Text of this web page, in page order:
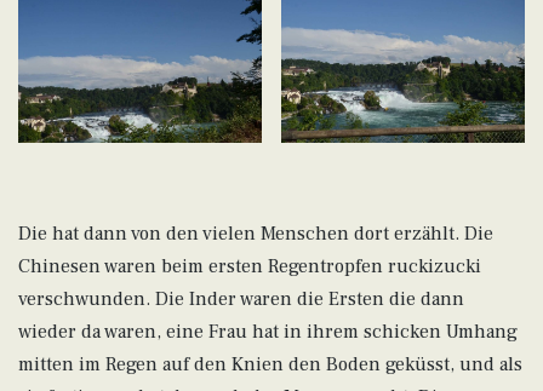
Die hat dann von den vielen Menschen dort erzählt. Die
Chinesen waren beim ersten Regentropfen ruckizucki
verschwunden. Die Inder waren die Ersten die dann
wieder da waren, eine Frau hat in ihrem schicken Umhang
mitten im Regen auf den Knien den Boden geküsst, und als